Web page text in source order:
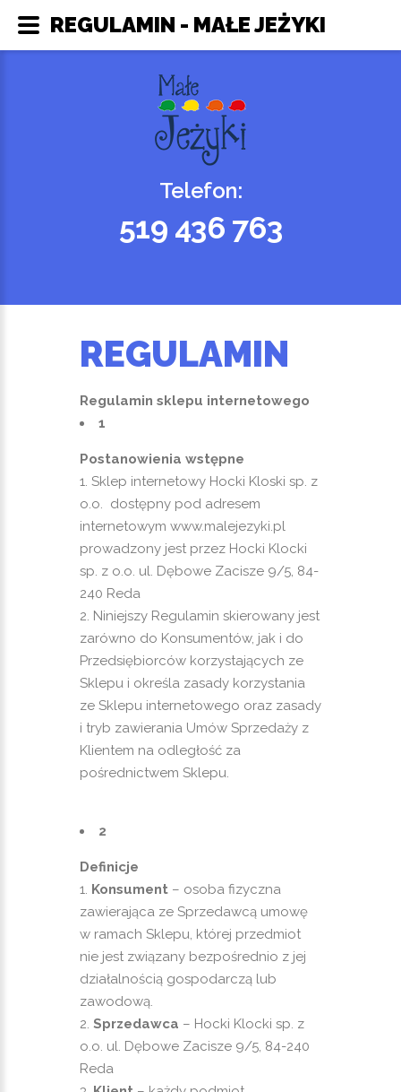
Telefon:
519 436 763
REGULAMIN
Regulamin sklepu internetowego
1
Postanowienia wstępne
Sklep internetowy Hocki Kloski sp. z
o.o. dostępny pod adresem
internetowym www.malejezyki.pl
prowadzony jest przez Hocki Klocki
sp. z o.o. ul. Dębowe Zacisze 9/5, 84-
240 Reda
Niniejszy Regulamin skierowany jest
zarówno do Konsumentów, jak i do
Przedsiębiorców korzystających ze
Sklepu i określa zasady korzystania
ze Sklepu internetowego oraz zasady
i tryb zawierania Umów Sprzedaży z
Klientem na odległość za
pośrednictwem Sklepu.
2
Definicje
Konsument – osoba fizyczna
zawierająca ze Sprzedawcą umowę
w ramach Sklepu, której przedmiot
nie jest związany bezpośrednio z jej
działalnością gospodarczą lub
zawodową.
Sprzedawca – Hocki Klocki sp. z
o.o. ul. Dębowe Zacisze 9/5, 84-240
Reda
REGULAMIN - MAŁE JEŻYKI